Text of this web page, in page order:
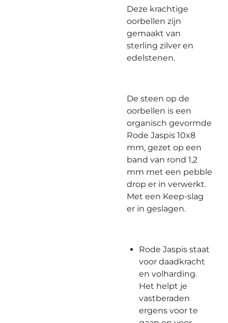
Deze krachtige
oorbellen zijn
gemaakt van
sterling zilver en
edelstenen.
De steen op de
oorbellen is een
organisch gevormde
Rode Jaspis 10x8
mm, gezet op een
band van rond 1,2
mm met een pebble
drop er in verwerkt.
Met een Keep-slag
er in geslagen.
Rode Jaspis staat
voor daadkracht
en volharding.
Het helpt je
vastberaden
ergens voor te